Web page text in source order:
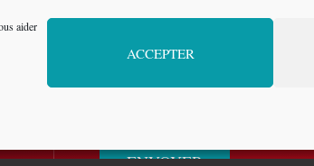
aider
ACCEPTER